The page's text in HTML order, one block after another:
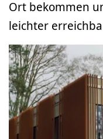
Ort bekommen
leichter